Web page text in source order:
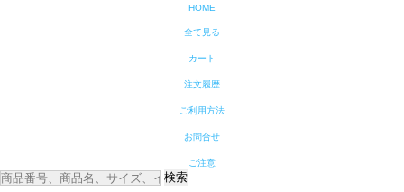
HOME
全て見る
カート
注文履歴
ご利用方法
お問合せ
ご注意
検索